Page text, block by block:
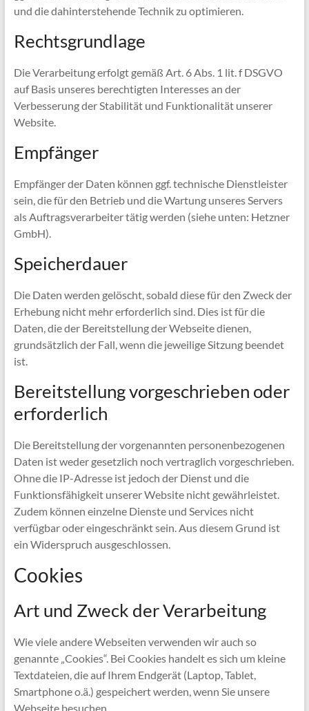
und die dahinterstehende Technik zu optimieren.
Rechtsgrundlage
Die Verarbeitung erfolgt gemäß Art. 6 Abs. 1 lit. f DSGVO
auf Basis unseres berechtigten Interesses an der
Verbesserung der Stabilität und Funktionalität unserer
Website.
Empfänger
Empfänger der Daten können ggf. technische Dienstleister
sein, die für den Betrieb und die Wartung unseres Servers
als Auftragsverarbeiter tätig werden (siehe unten: Hetzner
GmbH).
Speicherdauer
Die Daten werden gelöscht, sobald diese für den Zweck der
Erhebung nicht mehr erforderlich sind. Dies ist für die
Daten, die der Bereitstellung der Webseite dienen,
grundsätzlich der Fall, wenn die jeweilige Sitzung beendet
ist.
Bereitstellung vorgeschrieben oder
erforderlich
Die Bereitstellung der vorgenannten personenbezogenen
Daten ist weder gesetzlich noch vertraglich vorgeschrieben.
Ohne die IP-Adresse ist jedoch der Dienst und die
Funktionsfähigkeit unserer Website nicht gewährleistet.
Zudem können einzelne Dienste und Services nicht
verfügbar oder eingeschränkt sein. Aus diesem Grund ist
ein Widerspruch ausgeschlossen.
Cookies
Art und Zweck der Verarbeitung
Wie viele andere Webseiten verwenden wir auch so
genannte „Cookies“. Bei Cookies handelt es sich um kleine
Textdateien, die auf Ihrem Endgerät (Laptop, Tablet,
Smartphone o.ä.) gespeichert werden, wenn Sie unsere
Webseite besuchen.